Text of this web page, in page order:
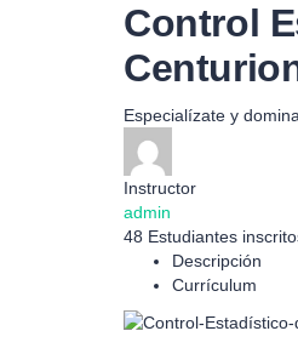
Control
Especialízate y
Instructor
admin
48 Estudiantes
Descripción
Currículum